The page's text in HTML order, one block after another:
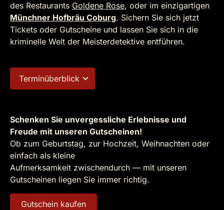
des Restaurants Goldene Rose, oder im einzigartigen
Münchner Hofbräu Coburg. Sichern Sie sich jetzt
Tickets oder Gutscheine und lassen Sie sich in die
kriminelle Welt der Meisterdetektive entführen.
Terminüberblick
Schenken Sie unvergessliche Erlebnisse und
Freude mit unseren Gutscheinen!
Ob zum Geburtstag, zur Hochzeit, Weihnachten oder
einfach als kleine
Aufmerksamkeit zwischendurch — mit unseren
Gutscheinen liegen Sie immer richtig.
Gutschein kaufen